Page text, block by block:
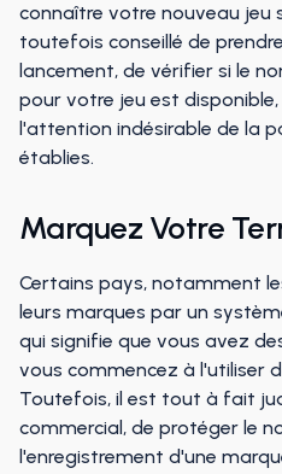
connaître votre nouveau jeu
toutefois conseillé de
lancement, de vérifier si le
pour votre jeu est
l'attention indésirable de la
établies.
Marquez Votre
Certains pays, notamment
leurs marques par un
qui signifie que vous avez
vous commencez à l'utiliser
Toutefois, il est tout à fait
commercial, de protéger le
l'enregistrement d'une